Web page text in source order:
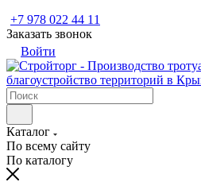
+7 978 022 44 11
Заказать звонок
Войти
Каталог
По всему сайту
По каталогу